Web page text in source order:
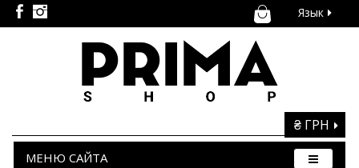
Язык
МЕНЮ САЙТА
₴ ГРН